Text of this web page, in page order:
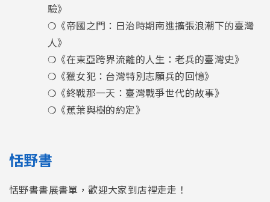
驗》
❍《帝國之門：日治時期南進擴張浪潮下的臺灣
人》
❍《在東亞跨界流離的人生：老兵的臺灣史》
❍《獵女犯：台灣特別志願兵的回憶》
❍《終戰那一天：臺灣戰爭世代的故事》
❍《蕉葉與樹的約定》
恬野書
恬野書書展書單，歡迎大家到店裡走走！